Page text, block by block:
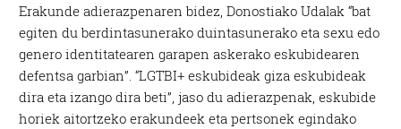
Erakunde adierazpenaren bidez, Donostiako Udalak “bat
egiten du berdintasunerako duintasunerako eta sexu edo
genero identitatearen garapen askerako eskubidearen
defentsa garbian”. “LGTBI+ eskubideak giza eskubideak
dira eta izango dira beti”, jaso du adierazpenak, eskubide
horiek aitortzeko erakundeek eta pertsonek egindako